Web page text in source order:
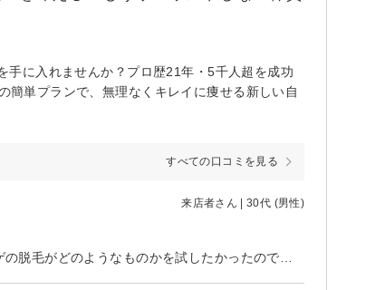
手に入れませんか？プロ歴21年・5千人超を成功
簡単プランで、無理なくキレイに痩せる新しい自
すべての口コミを見る
来店者さん | 30代 (男性)